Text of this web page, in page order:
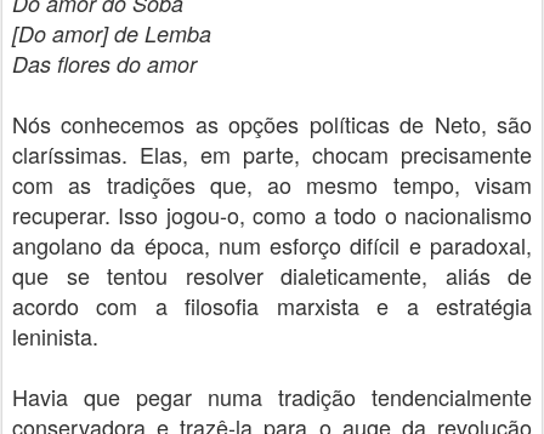
[Do amor] de Lemba
Das flores do amor
Nós conhecemos as opções políticas de Neto, são
claríssimas. Elas, em parte, chocam precisamente
com as tradições que, ao mesmo tempo, visam
recuperar. Isso jogou-o, como a todo o nacionalismo
angolano da época, num esforço difícil e paradoxal,
que se tentou resolver dialeticamente, aliás de
acordo com a filosofia marxista e a estratégia
leninista.
Havia que pegar numa tradição tendencialmente
conservadora e trazê-la para o auge da revolução